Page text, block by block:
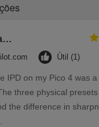
Songshang
Útil (1)
IPD on my Pico 4 was
three physical
the difference in